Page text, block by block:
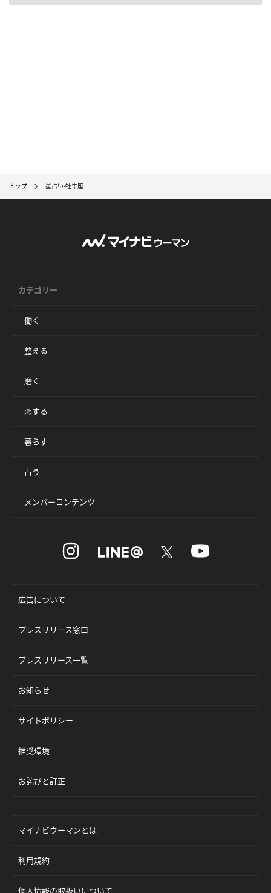
トップ 星占い-牡牛座
カテゴリー
働く
整える
磨く
恋する
暮らす
占う
メンバーコンテンツ
広告について
プレスリリース窓口
プレスリリース一覧
お知らせ
サイトポリシー
推奨環境
お詫びと訂正
マイナビウーマンとは
利用規約
個人情報の取扱いについて